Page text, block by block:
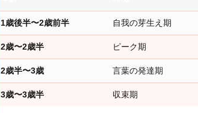
1歳後半〜2歳前半 自我の芽生え期
2歳〜2歳半 ピーク期
2歳半〜3歳 言葉の発達期
3歳〜3歳半 収束期